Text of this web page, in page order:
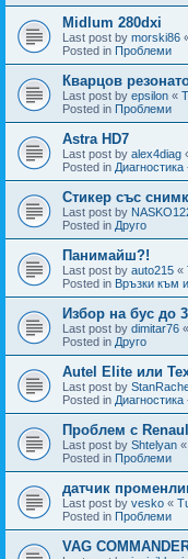
Midlum 280dxi
Last post by morski86
Posted in Проблеми
Кварцов
Last post by epsilon «
Posted in Проблеми
Astra HD7
Last post by alex4diag
Posted in
Стикер със
Last post by
Posted in Друго
Панимайш?!
Last post by auto215 «
Posted in Връзки към
Избор на бус до
Last post by dimitar76 «
Posted in Друго
Autel Elite или
Last post by
Posted in
Проблем с
Last post by Shtelyan «
Posted in Проблеми
датчик
Last post by vesko «
Posted in Проблеми
VAG